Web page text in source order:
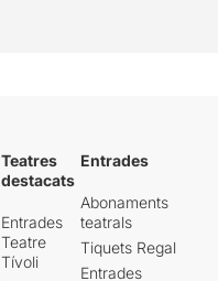
Teatres
destacats
Entrades
Teatre
Tívoli
Entrades
Abonaments
teatrals
Tiquets Regal
Entrades